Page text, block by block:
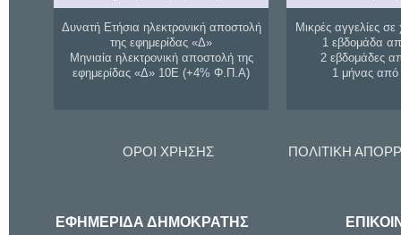
Δυνατή Ετήσια ηλεκτρονική αποστολή
της εφημερίδας «Δ»
Μηνιαία ηλεκτρονική αποστολή της
εφημερίδας «Δ» 10Ε (+4% Φ.Π.Α)
Μικρές αγγελίες σε
1 εβδομάδα
2 εβδομάδες
1 μήνας
ΟΡΟΙ ΧΡΗΣΗΣ ΠΟΛΙΤΙΚΗ
ΕΦΗΜΕΡΙΔΑ ΔΗΜΟΚΡΑΤΗΣ